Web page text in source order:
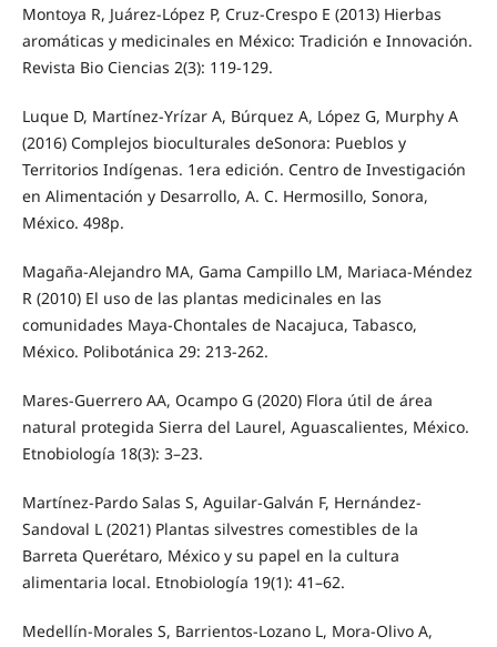
Montoya R, Juárez-López P, Cruz-Crespo E (2013) Hierbas
aromáticas y medicinales en México: Tradición e Innovación.
Revista Bio Ciencias 2(3): 119-129.
Luque D, Martínez-Yrízar A, Búrquez A, López G, Murphy A
(2016) Complejos bioculturales deSonora: Pueblos y
Territorios Indígenas. 1era edición. Centro de Investigación
en Alimentación y Desarrollo, A. C. Hermosillo, Sonora,
México. 498p.
Magaña-Alejandro MA, Gama Campillo LM, Mariaca-Méndez
R (2010) El uso de las plantas medicinales en las
comunidades Maya-Chontales de Nacajuca, Tabasco,
México. Polibotánica 29: 213-262.
Mares-Guerrero AA, Ocampo G (2020) Flora útil de área
natural protegida Sierra del Laurel, Aguascalientes, México.
Etnobiología 18(3): 3–23.
Martínez-Pardo Salas S, Aguilar-Galván F, Hernández-
Sandoval L (2021) Plantas silvestres comestibles de la
Barreta Querétaro, México y su papel en la cultura
alimentaria local. Etnobiología 19(1): 41–62.
Medellín-Morales S, Barrientos-Lozano L, Mora-Olivo A,